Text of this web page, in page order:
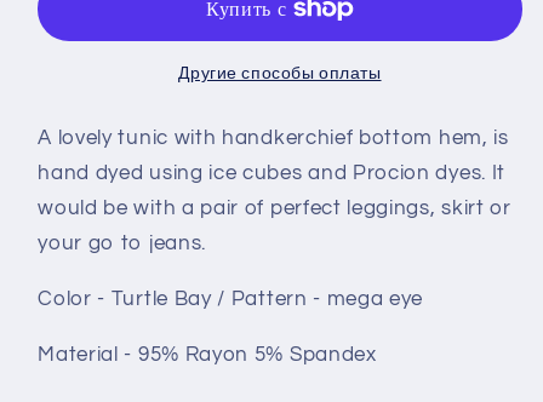
Turtle
eye
Turtle
Bay
eye
Другие способы оплаты
A lovely tunic with handkerchief bottom hem, is
hand dyed using ice cubes and Procion dyes. It
would be with a pair of perfect leggings, skirt or
your go to jeans.
Color - Turtle Bay / Pattern - mega eye
Material - 95% Rayon 5% Spandex